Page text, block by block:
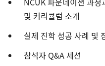
및 커리큘럼 소개
실제 진학 성공 사례 및
참석자 Q&A 세션